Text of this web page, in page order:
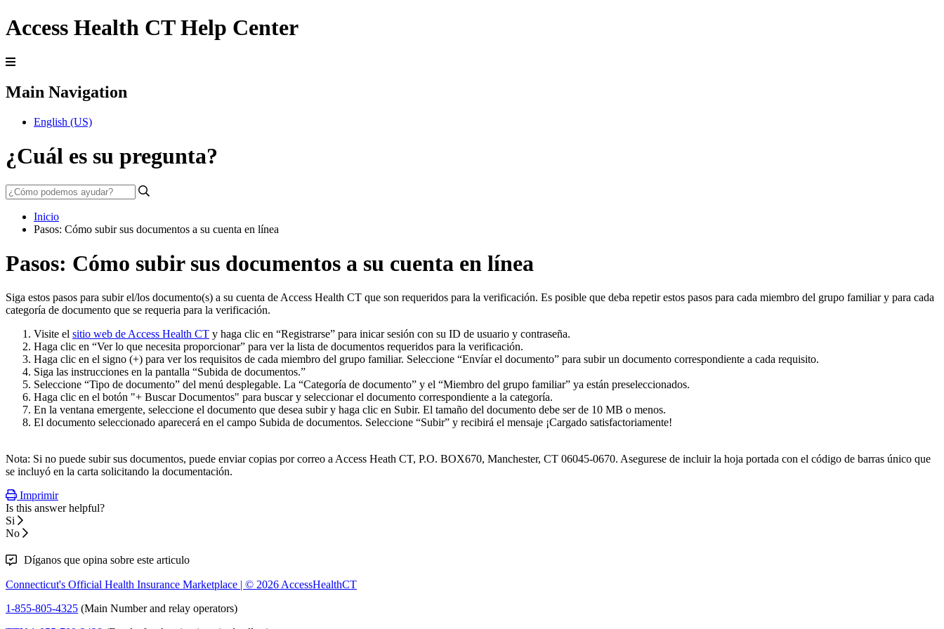
Access Health CT Help Center
Main Navigation
English (US)
¿Cuál es su pregunta?
Inicio
Pasos: Cómo subir sus documentos a su cuenta en línea
Pasos: Cómo subir sus documentos a su cuenta en línea
Siga estos pasos para subir el/los documento(s) a su cuenta de Access Health CT que son requeridos para la verificación. Es posible que deba repetir estos pasos para cada miembro del grupo familiar y para cada
categoría de documento que se requeria para la verificación.
Visite el sitio web de Access Health CT y haga clic en “Registrarse” para inicar sesión con su ID de usuario y contraseña.
Haga clic en “Ver lo que necesita proporcionar” para ver la lista de documentos requeridos para la verificación.
Haga clic en el signo (+) para ver los requisitos de cada miembro del grupo familiar. Seleccione “Envíar el documento” para subir un documento correspondiente a cada requisito.
Siga las instrucciones en la pantalla “Subida de documentos.”
Seleccione “Tipo de documento” del menú desplegable. La “Categoría de documento” y el “Miembro del grupo familiar” ya están preseleccionados.
Haga clic en el botón "+ Buscar Documentos" para buscar y seleccionar el documento correspondiente a la categoría.
En la ventana emergente, seleccione el documento que desea subir y haga clic en Subir. El tamaño del documento debe ser de 10 MB o menos.
El documento seleccionado aparecerá en el campo Subida de documentos. Seleccione “Subir” y recibirá el mensaje ¡Cargado satisfactoriamente!
Nota: Si no puede subir sus documentos, puede enviar copias por correo a Access Heath CT, P.O. BOX670, Manchester, CT 06045-0670. Asegurese de incluir la hoja portada con el código de barras único que
se incluyó en la carta solicitando la documentación.
Imprimir
Is this answer helpful?
Si
No
Díganos que opina sobre este articulo
Connecticut's Official Health Insurance Marketplace | © 2026AccessHealthCT
1-855-805-4325 (Main Number and relay operators)